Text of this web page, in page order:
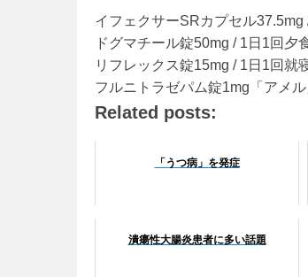
イフェクサーSRカプセル
ドグマチール錠50mg / 1日1回夕
リフレックス錠15mg / 1日1回就
フルニトラゼパム錠1mg「アメ
Related posts:
「うつ病」を発症
潰瘍性大腸炎患者に多い話題